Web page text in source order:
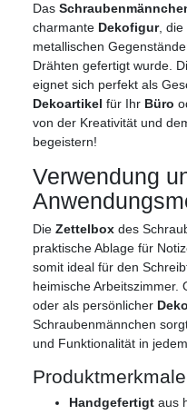
Das
charmante Dekofigur, die
metallischen
Drähten gefertigt wurde.
eignet sich perfekt als
Dekoartikel für Ihr Büro
von der Kreativität und
begeistern!
Verwendung
Die Zettelbox des
praktische Ablage für
somit ideal für den
heimische Arbeitszimmer.
oder als persönlicher
Schraubenmännchen
und Funktionalität in
Handgefertigt aus